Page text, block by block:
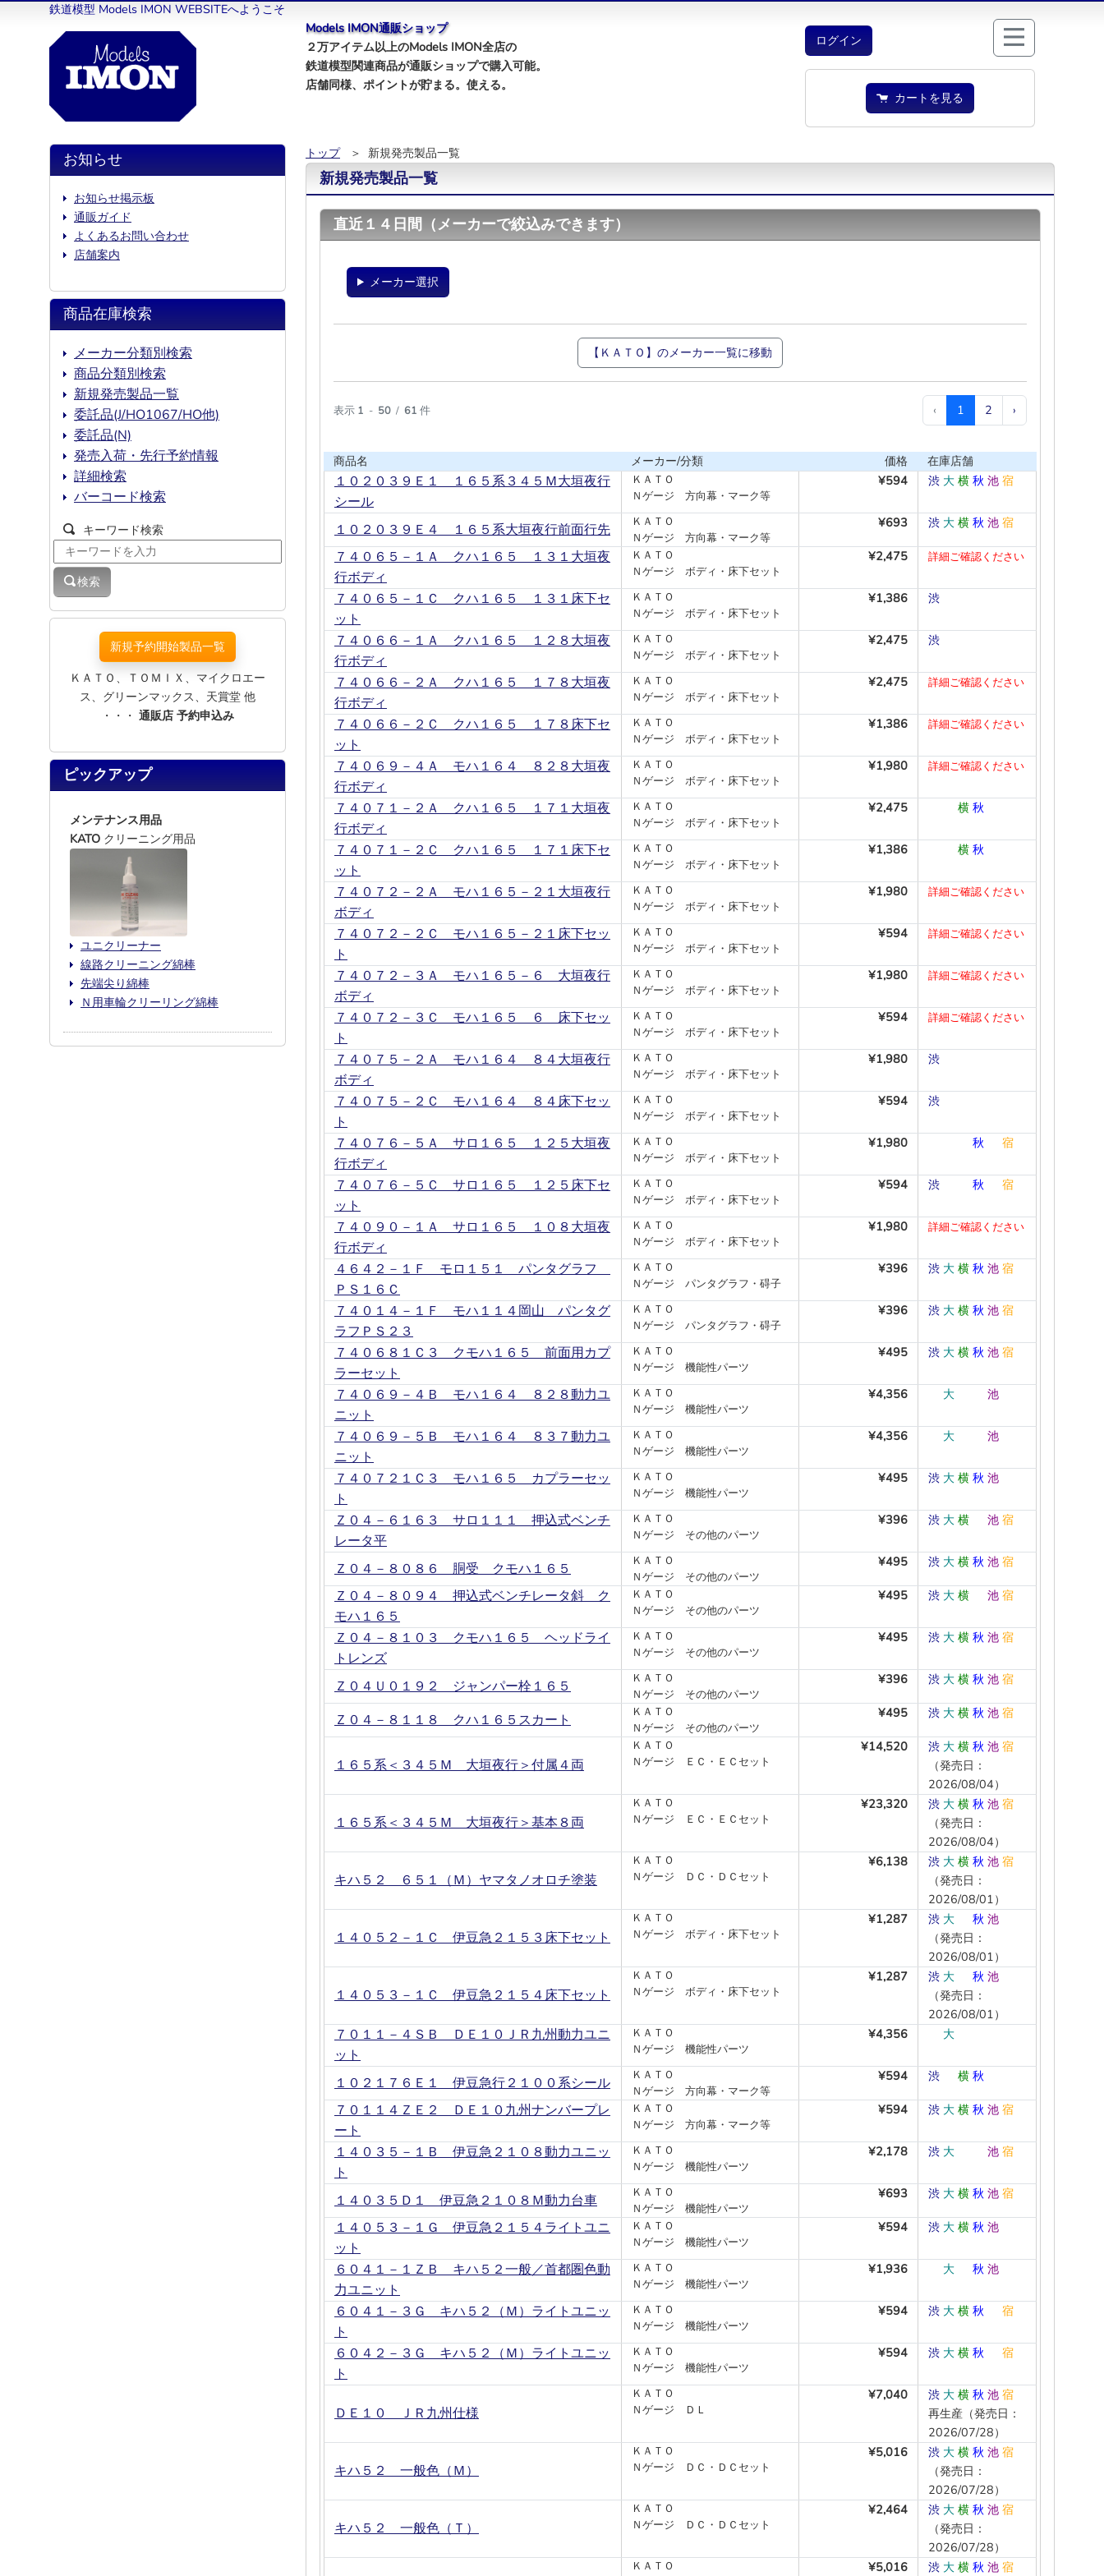
鉄道模型 Models IMON WEBSITEへようこそ
Models IMON通販ショップ
２万アイテム以上のModels IMON全店の
鉄道模型関連商品が通販ショップで購入可能。
店舗同様、ポイントが貯まる。使える。
ログイン
カートを見る
トップ ＞ 新規発売製品一覧
新規発売製品一覧
直近１４日間（メーカーで絞込みできます）
メーカー選択
【ＫＡＴＯ】のメーカー一覧に移動
表示 1 - 50 / 61 件 ‹ 1 2 ›
商品名 メーカー/分類 価格 在庫店舗
１０２０３９Ｅ１ １６５系３４５Ｍ大垣夜行
シール
ＫＡＴＯ
Ｎゲージ 方向幕・マーク等
¥594 渋 大 横 秋 池 宿
１０２０３９Ｅ４ １６５系大垣夜行前面行先
ＫＡＴＯ
Ｎゲージ 方向幕・マーク等
¥693 渋 大 横 秋 池 宿
７４０６５－１Ａ クハ１６５ １３１大垣夜
行ボディ
ＫＡＴＯ
Ｎゲージ ボディ・床下セット
¥2,475 詳細ご確認ください
７４０６５－１Ｃ クハ１６５ １３１床下セ
ット
ＫＡＴＯ
Ｎゲージ ボディ・床下セット
¥1,386 渋
７４０６６－１Ａ クハ１６５ １２８大垣夜
行ボディ
ＫＡＴＯ
Ｎゲージ ボディ・床下セット
¥2,475 渋
７４０６６－２Ａ クハ１６５ １７８大垣夜
行ボディ
ＫＡＴＯ
Ｎゲージ ボディ・床下セット
¥2,475 詳細ご確認ください
７４０６６－２Ｃ クハ１６５ １７８床下セ
ット
ＫＡＴＯ
Ｎゲージ ボディ・床下セット
¥1,386 詳細ご確認ください
７４０６９－４Ａ モハ１６４ ８２８大垣夜
行ボディ
ＫＡＴＯ
Ｎゲージ ボディ・床下セット
¥1,980 詳細ご確認ください
７４０７１－２Ａ クハ１６５ １７１大垣夜
行ボディ
ＫＡＴＯ
Ｎゲージ ボディ・床下セット
¥2,475 横 秋
７４０７１－２Ｃ クハ１６５ １７１床下セ
ット
ＫＡＴＯ
Ｎゲージ ボディ・床下セット
¥1,386 横 秋
７４０７２－２Ａ モハ１６５－２１大垣夜行
ボディ
ＫＡＴＯ
Ｎゲージ ボディ・床下セット
¥1,980 詳細ご確認ください
７４０７２－２Ｃ モハ１６５－２１床下セッ
ト
ＫＡＴＯ
Ｎゲージ ボディ・床下セット
¥594 詳細ご確認ください
７４０７２－３Ａ モハ１６５－６ 大垣夜行
ボディ
ＫＡＴＯ
Ｎゲージ ボディ・床下セット
¥1,980 詳細ご確認ください
７４０７２－３Ｃ モハ１６５ ６ 床下セッ
ト
ＫＡＴＯ
Ｎゲージ ボディ・床下セット
¥594 詳細ご確認ください
７４０７５－２Ａ モハ１６４ ８４大垣夜行
ボディ
ＫＡＴＯ
Ｎゲージ ボディ・床下セット
¥1,980 渋
７４０７５－２Ｃ モハ１６４ ８４床下セッ
ト
ＫＡＴＯ
Ｎゲージ ボディ・床下セット
¥594 渋
７４０７６－５Ａ サロ１６５ １２５大垣夜
行ボディ
ＫＡＴＯ
Ｎゲージ ボディ・床下セット
¥1,980 秋 宿
７４０７６－５Ｃ サロ１６５ １２５床下セ
ット
ＫＡＴＯ
Ｎゲージ ボディ・床下セット
¥594 渋 秋 宿
７４０９０－１Ａ サロ１６５ １０８大垣夜
行ボディ
ＫＡＴＯ
Ｎゲージ ボディ・床下セット
¥1,980 詳細ご確認ください
４６４２－１Ｆ モロ１５１ パンタグラフ
ＰＳ１６Ｃ
ＫＡＴＯ
Ｎゲージ パンタグラフ・碍子
¥396 渋 大 横 秋 池 宿
７４０１４－１Ｆ モハ１１４岡山 パンタグ
ラフＰＳ２３
ＫＡＴＯ
Ｎゲージ パンタグラフ・碍子
¥396 渋 大 横 秋 池 宿
７４０６８１Ｃ３ クモハ１６５ 前面用カプ
ラーセット
ＫＡＴＯ
Ｎゲージ 機能性パーツ
¥495 渋 大 横 秋 池 宿
７４０６９－４Ｂ モハ１６４ ８２８動力ユ
ニット
ＫＡＴＯ
Ｎゲージ 機能性パーツ
¥4,356 大 池
７４０６９－５Ｂ モハ１６４ ８３７動力ユ
ニット
ＫＡＴＯ
Ｎゲージ 機能性パーツ
¥4,356 大 池
７４０７２１Ｃ３ モハ１６５ カプラーセッ
ト
ＫＡＴＯ
Ｎゲージ 機能性パーツ
¥495 渋 大 横 秋 池
Ｚ０４－６１６３ サロ１１１ 押込式ベンチ
レータ平
ＫＡＴＯ
Ｎゲージ その他のパーツ
¥396 渋 大 横 池 宿
Ｚ０４－８０８６ 胴受 クモハ１６５
ＫＡＴＯ
Ｎゲージ その他のパーツ
¥495 渋 大 横 秋 池 宿
Ｚ０４－８０９４ 押込式ベンチレータ斜 ク
モハ１６５
ＫＡＴＯ
Ｎゲージ その他のパーツ
¥495 渋 大 横 池 宿
Ｚ０４－８１０３ クモハ１６５ ヘッドライ
トレンズ
ＫＡＴＯ
Ｎゲージ その他のパーツ
¥495 渋 大 横 秋 池 宿
Ｚ０４Ｕ０１９２ ジャンパー栓１６５
ＫＡＴＯ
Ｎゲージ その他のパーツ
¥396 渋 大 横 秋 池 宿
Ｚ０４－８１１８ クハ１６５スカート
ＫＡＴＯ
Ｎゲージ その他のパーツ
¥495 渋 大 横 秋 池 宿
１６５系＜３４５Ｍ 大垣夜行＞付属４両
ＫＡＴＯ
Ｎゲージ ＥＣ・ＥＣセット
¥14,520 渋 大 横 秋 池 宿
（発売日：
2026/08/04）
１６５系＜３４５Ｍ 大垣夜行＞基本８両
ＫＡＴＯ
Ｎゲージ ＥＣ・ＥＣセット
¥23,320 渋 大 横 秋 池 宿
（発売日：
2026/08/04）
キハ５２ ６５１（Ｍ）ヤマタノオロチ塗装
ＫＡＴＯ
Ｎゲージ ＤＣ・ＤＣセット
¥6,138 渋 大 横 秋 池 宿
（発売日：
2026/08/01）
１４０５２－１Ｃ 伊豆急２１５３床下セット
ＫＡＴＯ
Ｎゲージ ボディ・床下セット
¥1,287 渋 大 秋 池
（発売日：
2026/08/01）
１４０５３－１Ｃ 伊豆急２１５４床下セット
ＫＡＴＯ
Ｎゲージ ボディ・床下セット
¥1,287 渋 大 秋 池
（発売日：
2026/08/01）
７０１１－４ＳＢ ＤＥ１０ＪＲ九州動力ユニ
ット
ＫＡＴＯ
Ｎゲージ 機能性パーツ
¥4,356 大
１０２１７６Ｅ１ 伊豆急行２１００系シール
ＫＡＴＯ
Ｎゲージ 方向幕・マーク等
¥594 渋 横 秋
７０１１４ＺＥ２ ＤＥ１０九州ナンバープレ
ート
ＫＡＴＯ
Ｎゲージ 方向幕・マーク等
¥594 渋 大 横 秋 池 宿
１４０３５－１Ｂ 伊豆急２１０８動力ユニッ
ト
ＫＡＴＯ
Ｎゲージ 機能性パーツ
¥2,178 渋 大 池 宿
１４０３５Ｄ１ 伊豆急２１０８Ｍ動力台車
ＫＡＴＯ
Ｎゲージ 機能性パーツ
¥693 渋 大 横 秋 池 宿
１４０５３－１Ｇ 伊豆急２１５４ライトユニ
ット
ＫＡＴＯ
Ｎゲージ 機能性パーツ
¥594 渋 大 横 秋 池
６０４１－１ＺＢ キハ５２一般／首都圏色動
力ユニット
ＫＡＴＯ
Ｎゲージ 機能性パーツ
¥1,936 大 秋 池
６０４１－３Ｇ キハ５２（Ｍ）ライトユニッ
ト
ＫＡＴＯ
Ｎゲージ 機能性パーツ
¥594 渋 大 横 秋 宿
６０４２－３Ｇ キハ５２（Ｍ）ライトユニッ
ト
ＫＡＴＯ
Ｎゲージ 機能性パーツ
¥594 渋 大 横 秋 宿
ＤＥ１０ ＪＲ九州仕様
ＫＡＴＯ
Ｎゲージ ＤＬ
¥7,040 渋 大 横 秋 池 宿
再生産（発売日：
2026/07/28）
キハ５２ 一般色（Ｍ）
ＫＡＴＯ
Ｎゲージ ＤＣ・ＤＣセット
¥5,016 渋 大 横 秋 池 宿
（発売日：
2026/07/28）
キハ５２ 一般色（Ｔ）
ＫＡＴＯ
Ｎゲージ ＤＣ・ＤＣセット
¥2,464 渋 大 横 秋 池 宿
（発売日：
2026/07/28）
ＫＡＴＯ
¥5,016 渋 大 横 秋 池 宿
お知らせ
お知らせ掲示板
通販ガイド
よくあるお問い合わせ
店舗案内
商品在庫検索
メーカー分類別検索
商品分類別検索
新規発売製品一覧
委託品(J/HO1067/HO他)
委託品(N)
発売入荷・先行予約情報
詳細検索
バーコード検索
キーワード検索
検索
新規予約開始製品一覧
ＫＡＴＯ、ＴＯＭＩＸ、マイクロエー
ス、グリーンマックス、天賞堂 他
・・・ 通販店 予約申込み
ピックアップ
メンテナンス用品
KATO クリーニング用品
ユニクリーナー
線路クリーニング綿棒
先端尖り綿棒
Ｎ用車輪クリーリング綿棒